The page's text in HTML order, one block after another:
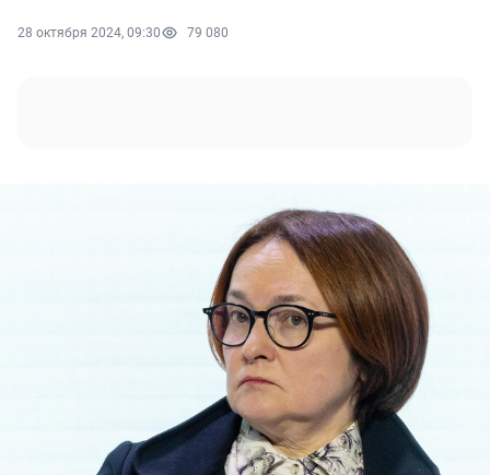
28 октября 2024, 09:30 79 080